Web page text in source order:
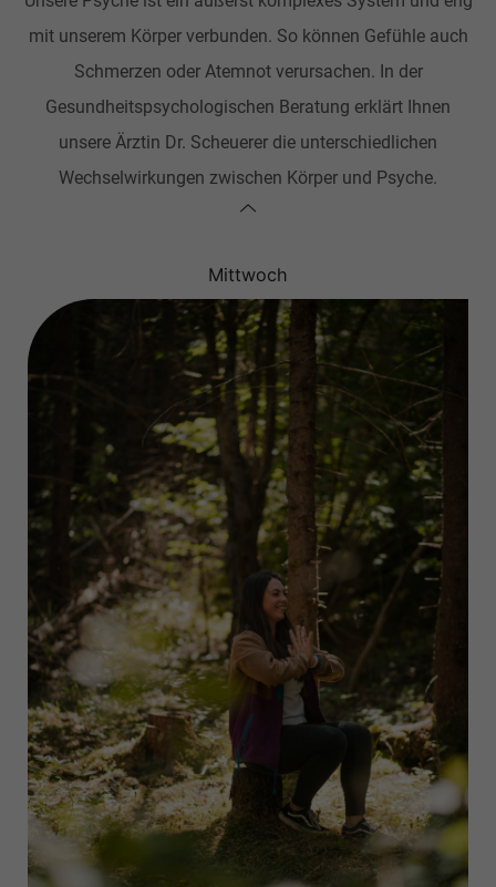
mit unserem Körper verbunden. So können Gefühle auch
Schmerzen oder Atemnot verursachen. In der
Gesundheitspsychologischen Beratung erklärt Ihnen
unsere Ärztin Dr. Scheuerer die unterschiedlichen
Wechselwirkungen zwischen Körper und Psyche.
Mittwoch